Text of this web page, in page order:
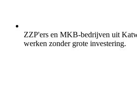
ZZP'ers en MKB-bedrijven uit
werken zonder grote investering.